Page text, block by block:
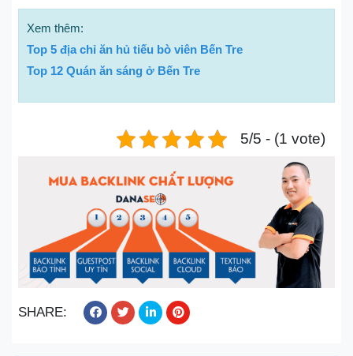
Xem thêm:
Top 5 địa chỉ ăn hủ tiếu bò viên Bến Tre
Top 12 Quán ăn sáng ở Bến Tre
5/5 - (1 vote)
SHARE: